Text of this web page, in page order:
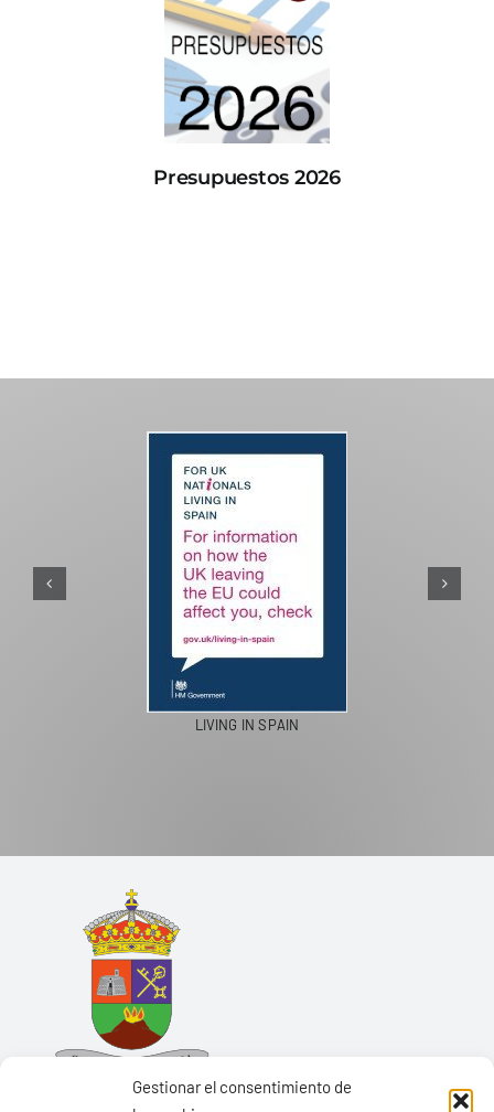
Gestionar el consentimiento de
Presupuestos 2026
LIVING IN SPAIN